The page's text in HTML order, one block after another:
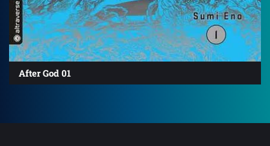
After God 01